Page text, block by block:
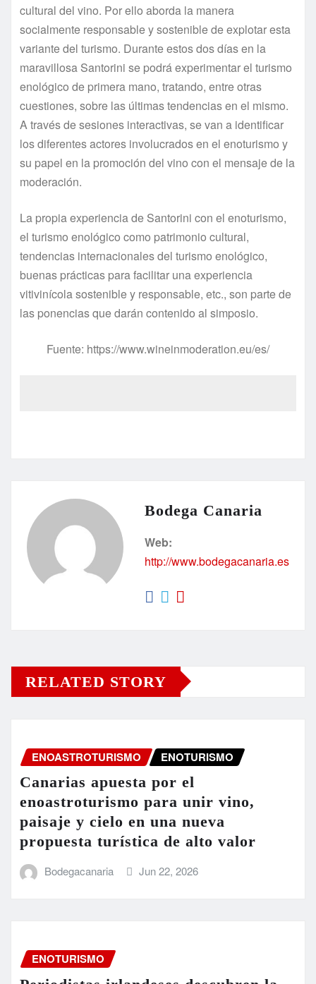
cultural del vino. Por ello aborda la manera
socialmente responsable y sostenible de explotar esta
variante del turismo. Durante estos dos días en la
maravillosa Santorini se podrá experimentar el turismo
enológico de primera mano, tratando, entre otras
cuestiones, sobre las últimas tendencias en el mismo.
A través de sesiones interactivas, se van a identificar
los diferentes actores involucrados en el enoturismo y
su papel en la promoción del vino con el mensaje de la
moderación.
La propia experiencia de Santorini con el enoturismo,
el turismo enológico como patrimonio cultural,
tendencias internacionales del turismo enológico,
buenas prácticas para facilitar una experiencia
vitivinícola sostenible y responsable, etc., son parte de
las ponencias que darán contenido al simposio.
Fuente: https://www.wineinmoderation.eu/es/
Bodega Canaria
Web:
http://www.bodegacanaria.es
RELATED STORY
ENOASTROTURISMO ENOTURISMO
Canarias apuesta por el
enoastroturismo para unir vino,
paisaje y cielo en una nueva
propuesta turística de alto valor
Bodegacanaria Jun 22, 2026
ENOTURISMO